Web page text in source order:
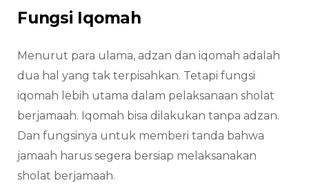
Fungsi Iqomah
Menurut para ulama, adzan dan iqomah adalah
dua hal yang tak terpisahkan. Tetapi fungsi
iqomah lebih utama dalam pelaksanaan sholat
berjamaah. Iqomah bisa dilakukan tanpa adzan.
Dan fungsinya untuk memberi tanda bahwa
jamaah harus segera bersiap melaksanakan
sholat berjamaah.